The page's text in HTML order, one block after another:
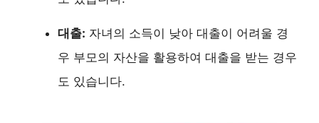
대출: 자녀의 소득이 낮아 대출이 어려울 경
우 부모의 자산을 활용하여 대출을 받는 경우
도 있습니다.